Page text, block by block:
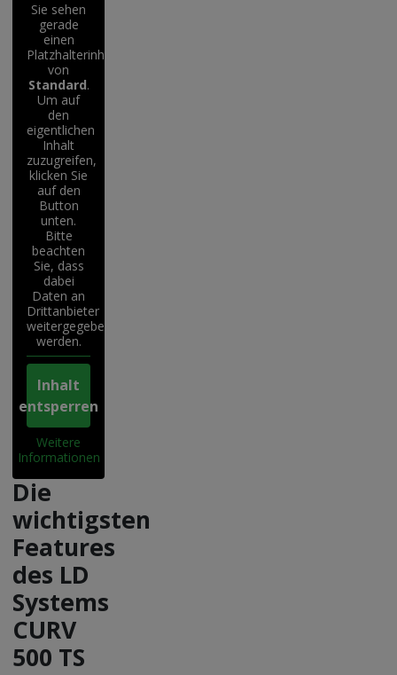
Sie sehen
gerade
einen
Platzhalterinhalt
von
Standard.
Um auf
den
eigentlichen
Inhalt
zuzugreifen,
klicken Sie
auf den
Button
unten.
Bitte
beachten
Sie, dass
dabei
Daten an
Drittanbieter
weitergegeben
werden.
Inhalt
entsperren
Weitere
Informationen
Die
wichtigsten
Features
des LD
Systems
CURV
500 TS